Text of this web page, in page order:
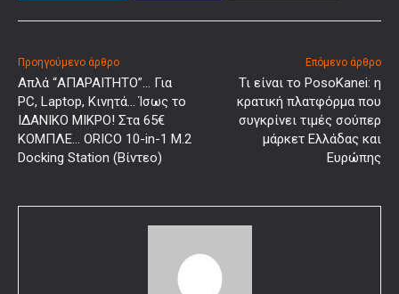
Προηγούμενο άρθρο
Απλά “ΑΠΑΡΑΙΤΗΤΟ”… Για
PC, Laptop, Κινητά… Ίσως το
ΙΔΑΝΙΚΟ ΜΙΚΡΟ! Στα 65€
ΚΟΜΠΛΕ… ORICO 10-in-1 M.2
Docking Station (Βίντεο)
Επόμενο άρθρο
Τι είναι το PosoKanei: η
κρατική πλατφόρμα που
συγκρίνει τιμές σούπερ
μάρκετ Ελλάδας και
Ευρώπης